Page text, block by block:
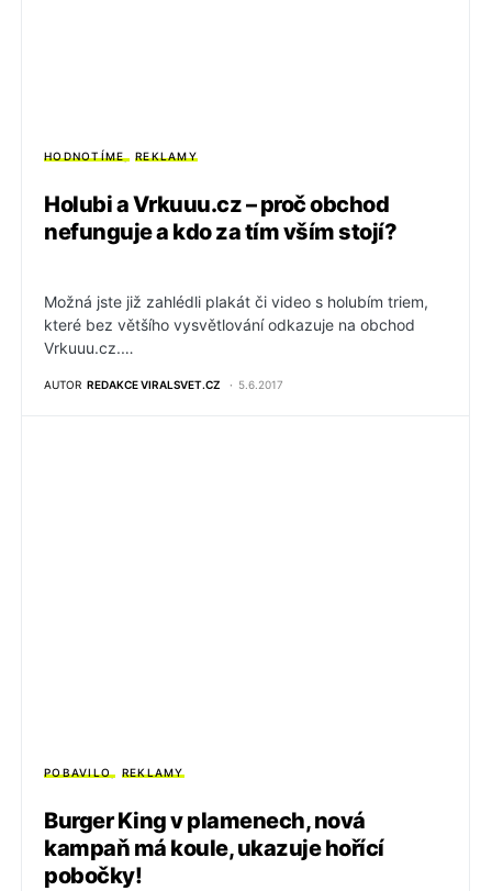
HODNOTÍME REKLAMY
Holubi a Vrkuuu.cz – proč obchod
nefunguje a kdo za tím vším stojí?
Možná jste již zahlédli plakát či video s holubím triem,
které bez většího vysvětlování odkazuje na obchod
Vrkuuu.cz.…
AUTOR REDAKCE VIRALSVET.CZ 5.6.2017
POBAVILO REKLAMY
Burger King v plamenech, nová
kampaň má koule, ukazuje hořící
pobočky!